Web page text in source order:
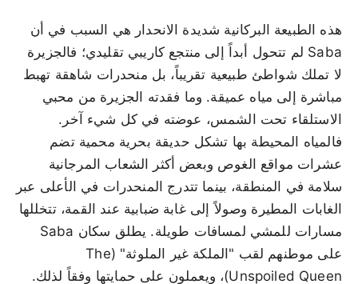
هذه الطبيعة البركانية شديدة الانحدار هي السبب في أن
Saba لم تتحول أبداً إلى منتجع كاريبي تقليدي؛ فالجزيرة
لا تملك شواطئ طبيعية تقريباً، بل منحدرات شاهقة تهبط
مباشرة إلى مياه عميقة. وما فقدته الجزيرة من محبي
الاستلقاء تحت الشمس، عوضته في كل شيء آخر.
فالمياه المحيطة بها تشكل حديقة بحرية محمية تضم
عشرات مواقع الغوص وبعض أكثر الشعاب المرجانية
سلامة في المنطقة، بينما تتدرج المنحدرات في الأعلى عبر
الغابات المطيرة وصولاً إلى غابة ضبابية عند القمة، تتخللها
مسارات للمشي لمسافات طويلة. يطلق سكان Saba
على موطنهم لقب "الملكة غير الملوثة" (The
Unspoiled Queen)، ويعملون على حمايتها وفقاً لذلك.